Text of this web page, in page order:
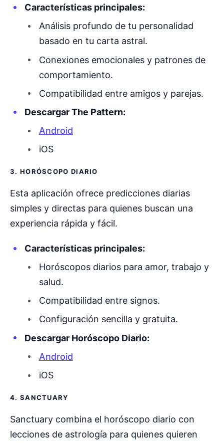
Características principales:
Análisis profundo de tu personalidad
basado en tu carta astral.
Conexiones emocionales y patrones de
comportamiento.
Compatibilidad entre amigos y parejas.
Descargar The Pattern:
Android
iOS
3. HORÓSCOPO DIARIO
Esta aplicación ofrece predicciones diarias
simples y directas para quienes buscan una
experiencia rápida y fácil.
Características principales:
Horóscopos diarios para amor, trabajo y
salud.
Compatibilidad entre signos.
Configuración sencilla y gratuita.
Descargar Horóscopo Diario:
Android
iOS
4. SANCTUARY
Sanctuary combina el horóscopo diario con
lecciones de astrología para quienes quieren